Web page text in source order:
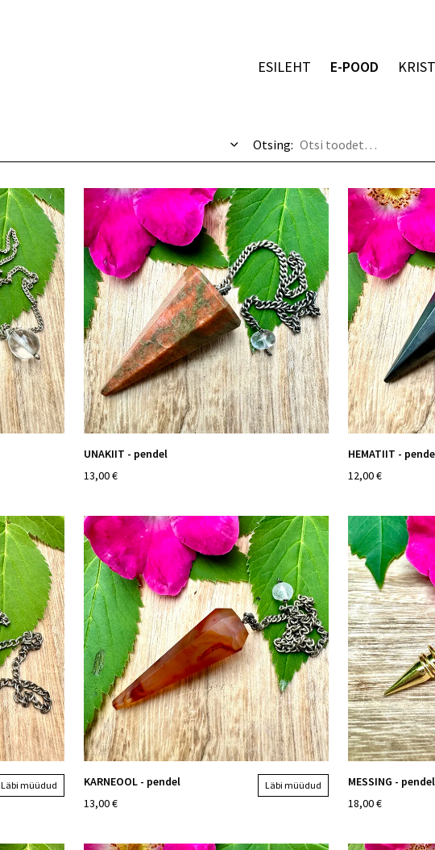
ESILEHT E-POOD
Otsing:
UNAKIIT - pendel
13,00 €
HEMATIIT -
12,00 €
Läbi müüdud
KARNEOOL - pendel
13,00 €
Läbi müüdud
MESSING - pendel
18,00 €